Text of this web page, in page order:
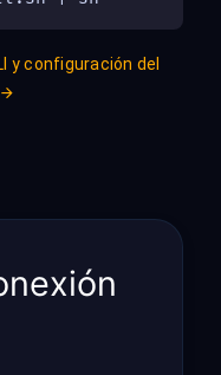
y configuración del